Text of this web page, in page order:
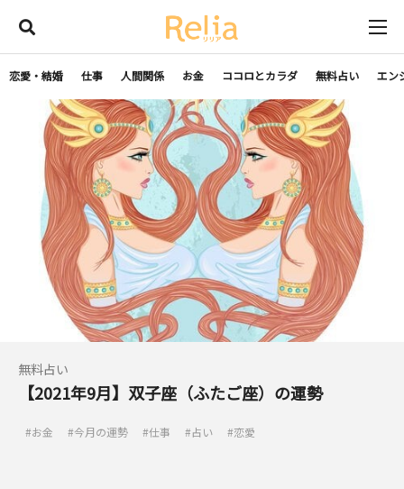
恋愛・結婚 仕事 人間関係 お金 ココロとカラダ 無料占い エン
無料占い
【2021年9月】双子座（ふたご座）の運勢
お金 今月の運勢 仕事 占い 恋愛